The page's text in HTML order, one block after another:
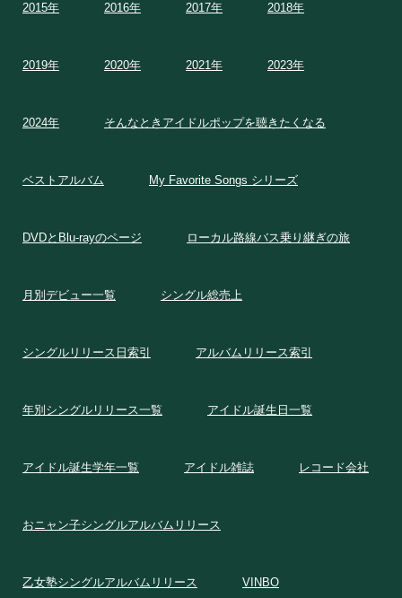
2015年 2016年 2017年 2018年
2019年 2020年 2021年 2023年
2024年 そんなときアイドルポップを聴きたくなる
ベストアルバム My Favorite Songs シリーズ
DVDとBlu-rayのページ ローカル路線バス乗り継ぎの旅
月別デビュー一覧 シングル総売上
シングルリリース日索引 アルバムリリース索引
年別シングルリリース一覧 アイドル誕生日一覧
アイドル誕生学年一覧 アイドル雑誌 レコード会社
おニャン子シングルアルバムリリース
乙女塾シングルアルバムリリース VINBO